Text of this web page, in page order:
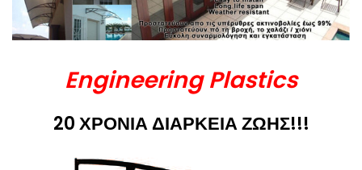
Engineering Plastics
20 ΧΡΟΝΙΑ ΔΙΑΡΚΕΙΑ ΖΩΗΣ!!!